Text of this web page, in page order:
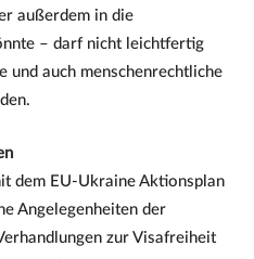
außerdem in die
– darf nicht leichtfertig
auch menschenrechtliche
dem EU-Ukraine Aktionsplan
Angelegenheiten der
zur Visafreiheit